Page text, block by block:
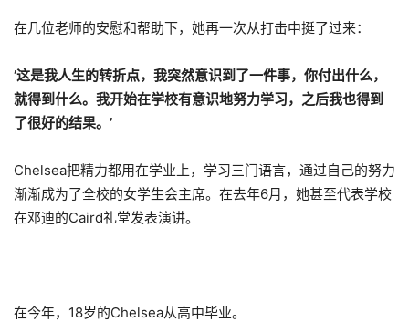
在几位老师的安慰和帮助下，她再一次从打击中挺了过来：
’这是我人生的转折点，我突然意识到了一件事，你付出什么，
就得到什么。我开始在学校有意识地努力学习，之后我也得到
了很好的结果。’
Chelsea把精力都用在学业上，学习三门语言，通过自己的努力
渐渐成为了全校的女学生会主席。在去年6月，她甚至代表学校
在邓迪的Caird礼堂发表演讲。
在今年，18岁的Chelsea从高中毕业。